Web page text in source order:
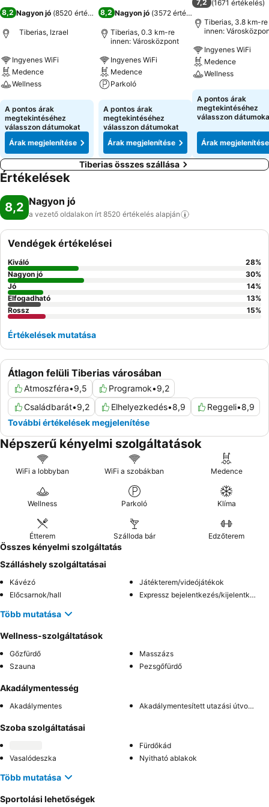
8,2 Nagyon jó (8520 értékelés)
Tiberias, Izrael
Ingyenes WiFi
Medence
Wellness
Árak megjelenítése
A pontos árak
megtekintéséhez
válasszon dátumokat
Árak megjelenítése
8,2 Nagyon jó (3572 értékelés
Tiberias, 0.3 km-re
innen: Városközpont
Ingyenes WiFi
Medence
Parkoló
Árak megjelenítése
A pontos árak
megtekintéséhez
válasszon dátumokat
Árak megjelenítése
7,2 (1671 értékelés)
Tiberias, 3.8 km-re
innen:
Ingyenes WiFi
Medence
Wellness
Árak
A pontos árak
megtekintéséhez
válasszon
Árak megjelenítése
Tiberias összes szállása
Értékelések
8,2 Nagyon jó
a vezető oldalakon írt 8520 értékelés alapján
Átlagon felüli Tiberias városában
Atmoszféra•9,5 Programok•9,2
Családbarát•9,2 Elhelyezkedés•8,9 Reggeli•8,9
További értékelések megjelenítése
Vendégek értékelései
Kiváló 28%
Nagyon jó
30%
Jó
14%
Elfogadható
13%
Rossz
15%
Értékelések mutatása
Népszerű kényelmi szolgáltatások
WiFi a lobbyban WiFi a szobákban Medence
Wellness Parkoló Klíma
Étterem Szálloda bár Edzőterem
Összes kényelmi szolgáltatás
Szálláshely szolgáltatásai
Kávézó
Játékterem/videójátékok
Előcsarnok/hall
Expressz bejelentkezés/kijelentkezés
Több mutatása
Wellness-szolgáltatások
Gőzfürdő
Masszázs
Szauna
Pezsgőfürdő
Akadálymentesség
Akadálymentes Akadálymentesített utazási útvonal
Szoba szolgáltatásai
Fürdőkád
Vasalódeszka
Nyitható ablakok
Több mutatása
Sportolási lehetőségek